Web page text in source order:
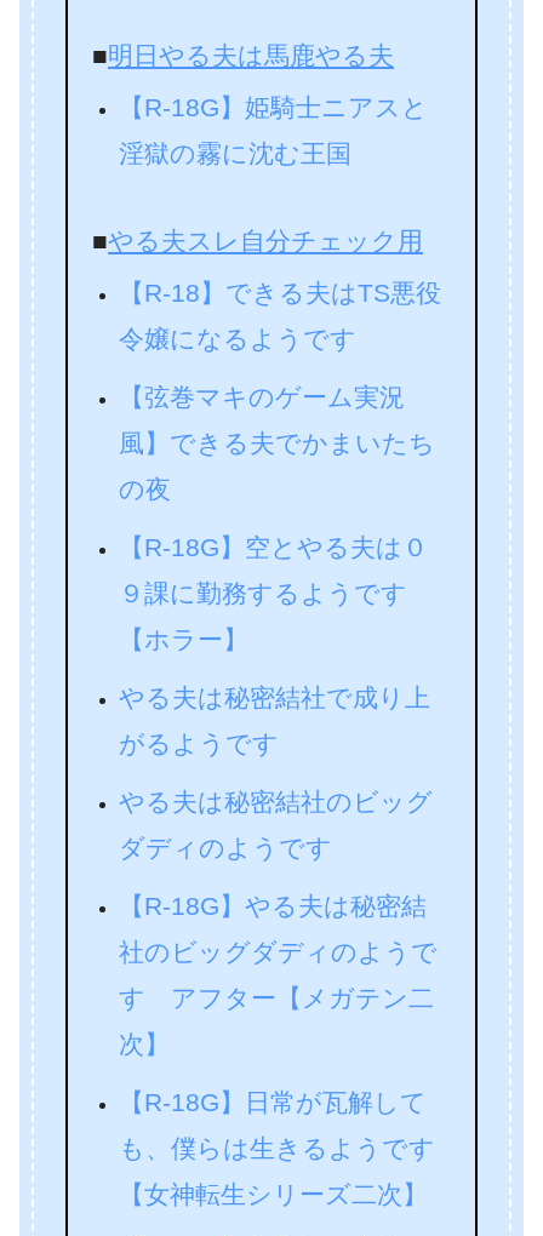
■明日やる夫は馬鹿やる夫
【R-18G】姫騎士ニアスと
淫獄の霧に沈む王国
■やる夫スレ自分チェック用
【R-18】できる夫はTS悪役
令嬢になるようです
【弦巻マキのゲーム実況
風】できる夫でかまいたち
の夜
【R-18G】空とやる夫は０
９課に勤務するようです
【ホラー】
やる夫は秘密結社で成り上
がるようです
やる夫は秘密結社のビッグ
ダディのようです
【R-18G】やる夫は秘密結
社のビッグダディのようで
す アフター【メガテン二
次】
【R-18G】日常が瓦解して
も、僕らは生きるようです
【女神転生シリーズ二次】